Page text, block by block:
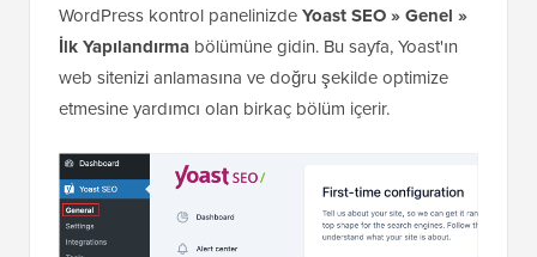
WordPress kontrol panelinizdeYoast SEO » Genel »
İlk Yapılandırma bölümüne gidin. Bu sayfa, Yoast'ın
web sitenizi anlamasına ve doğru şekilde optimize
etmesine yardımcı olan birkaç bölüm içerir.